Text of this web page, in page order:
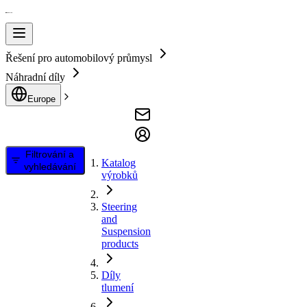
Řešení pro automobilový průmysl
Náhradní díly
Europe
Filtrování a
vyhledávání
Katalog
výrobků
Steering
and
Suspension
products
Díly
tlumení